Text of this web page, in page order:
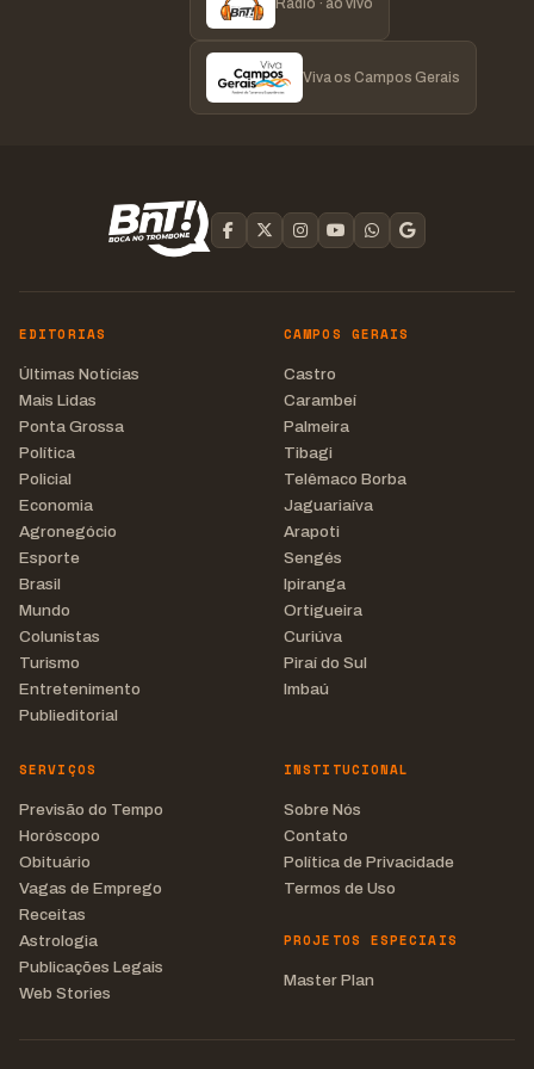
Rádio · ao vivo
Viva os Campos Gerais
EDITORIAS
Últimas Notícias
Mais Lidas
Ponta Grossa
Política
Policial
Economia
Agronegócio
Esporte
Brasil
Mundo
Colunistas
Turismo
Entretenimento
Publieditorial
CAMPOS GERAIS
Castro
Carambeí
Palmeira
Tibagi
Telêmaco Borba
Jaguariaíva
Arapoti
Sengés
Ipiranga
Ortigueira
Curiúva
Piraí do Sul
Imbaú
SERVIÇOS
Previsão do Tempo
Horóscopo
Obituário
Vagas de Emprego
Receitas
Astrologia
Publicações Legais
Web Stories
INSTITUCIONAL
Sobre Nós
Contato
Política de Privacidade
Termos de Uso
PROJETOS ESPECIAIS
Master Plan